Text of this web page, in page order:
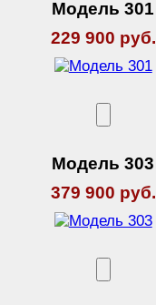
Модель 301
229 900 руб.
Модель 303
379 900 руб.